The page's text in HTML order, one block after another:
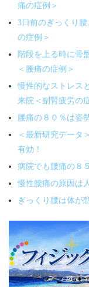
痛の症例＞
3日前のぎっくり
の症例＞
階段を上る時に骨
＜腰痛の症例＞
慢性的なストレス
来院＜副腎疲労の
腰痛の８０％は姿
＜最新研究データ
有効！
病院でも腰痛の８
慢性腰痛の原因は
ぎっくり腰は体が